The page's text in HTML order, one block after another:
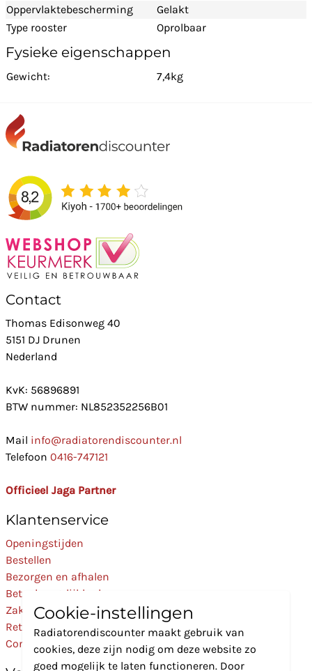
Oppervlaktebescherming
Gelakt
Type rooster
Oprolbaar
Fysieke eigenschappen
Gewicht: 7,4kg
Contact
Thomas Edisonweg 40
5151 DJ Drunen
Nederland
KvK: 56896891
BTW nummer: NL852352256B01
Mail info@radiatorendiscounter.nl
Telefoon 0416-747121
Officieel Jaga Partner
Klantenservice
Openingstijden
Bestellen
Bezorgen en afhalen
Betaalmogelijkheden
Zakelijk
Retourneren
Contact
Cookie-instellingen
Radiatorendiscounter maakt gebruik van
cookies, deze zijn nodig om deze website zo
goed mogelijk te laten functioneren. Door